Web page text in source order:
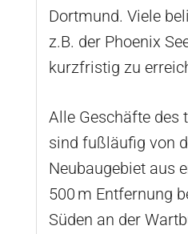
Dortmund. Viele
z.B. der Phoenix
kurzfristig zu
Alle Geschäfte des
sind fußläufig von
Neubaugebiet aus
500 m Entfernung
Süden an der